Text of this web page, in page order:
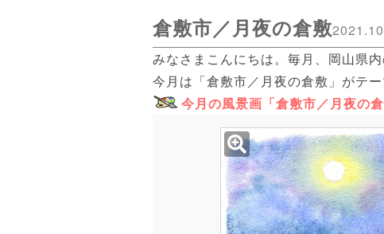
倉敷市／月夜の倉敷
みなさまこんにちは。毎月、岡山県
今月は「倉敷市／月夜の倉敷」がテ
今月の風景画「倉敷市／月夜の倉